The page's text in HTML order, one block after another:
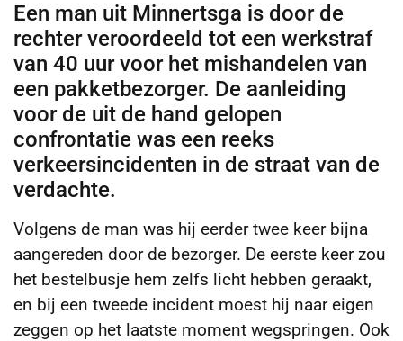
Een man uit Minnertsga is door de
rechter veroordeeld tot een werkstraf
van 40 uur voor het mishandelen van
een pakketbezorger. De aanleiding
voor de uit de hand gelopen
confrontatie was een reeks
verkeersincidenten in de straat van de
verdachte.
Volgens de man was hij eerder twee keer bijna
aangereden door de bezorger. De eerste keer zou
het bestelbusje hem zelfs licht hebben geraakt,
en bij een tweede incident moest hij naar eigen
zeggen op het laatste moment wegspringen. Ook